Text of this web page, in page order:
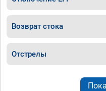
Возврат стока
Отстрелы